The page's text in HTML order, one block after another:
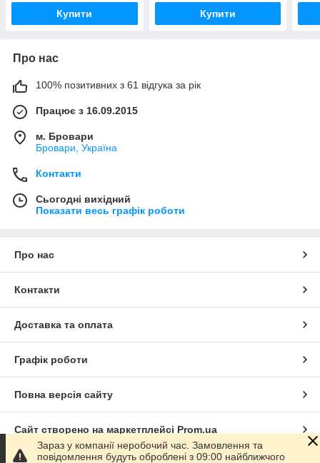
Купити Купити
Про нас
100% позитивних з 61 відгука за рік
Працює з 16.09.2015
м. Бровари
Бровари, Україна
Контакти
Сьогодні вихідний
Показати весь графік роботи
Про нас
Контакти
Доставка та оплата
Графік роботи
Повна версія сайту
Сайт створено на маркетплейсі Prom.ua
Зараз у компанії неробочий час. Замовлення та
повідомлення будуть оброблені з 09:00 найближчого